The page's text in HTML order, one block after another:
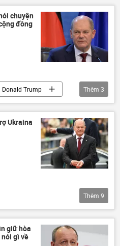
chuyện
đồng
Donald Trump
Hoa Kỳ
Thêm 3
Ukraina
Nga
viện trợ
Thêm 9
giữ hòa
gì về